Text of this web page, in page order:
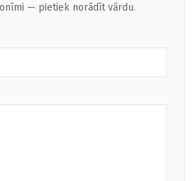
— pietiek norādīt vārdu.